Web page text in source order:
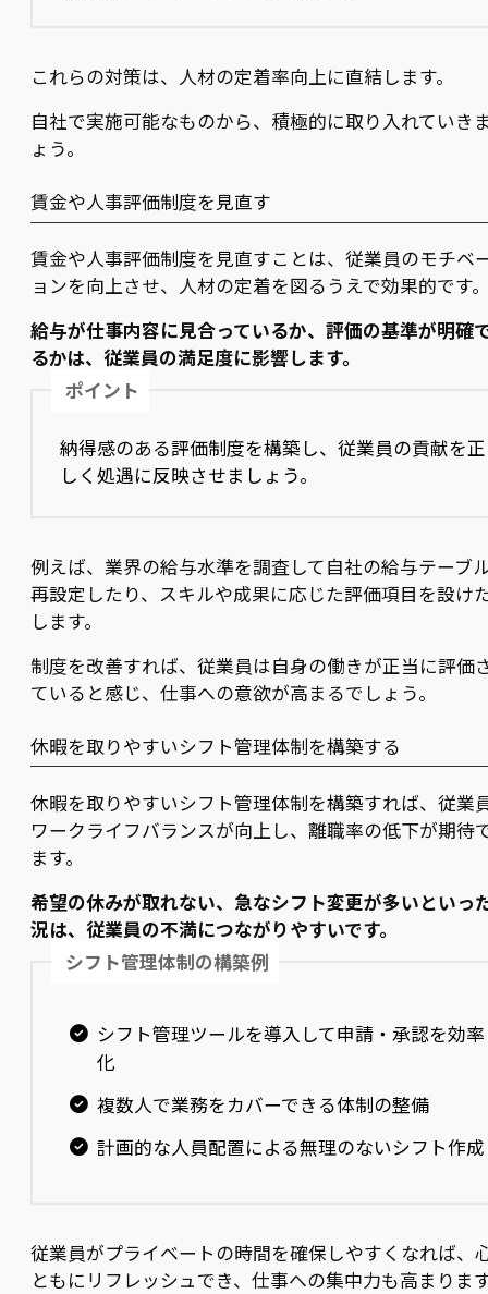
これらの対策は、人材の定着率向上に直結します。
自社で実施可能なものから、積極的に取り入れていき
ょう。
賃金や人事評価制度を見直す
賃金や人事評価制度を見直すことは、従業員のモチベ
ョンを向上させ、人材の定着を図るうえで効果的です
給与が仕事内容に見合っているか、評価の基準が明確
るかは、従業員の満足度に影響します。
ポイント
納得感のある評価制度を構築し、従業員の貢献を正
しく処遇に反映させましょう。
例えば、業界の給与水準を調査して自社の給与テーブ
再設定したり、スキルや成果に応じた評価項目を設け
します。
制度を改善すれば、従業員は自身の働きが正当に評価
ていると感じ、仕事への意欲が高まるでしょう。
休暇を取りやすいシフト管理体制を構築する
休暇を取りやすいシフト管理体制を構築すれば、従業
ワークライフバランスが向上し、離職率の低下が期待
ます。
希望の休みが取れない、急なシフト変更が多いといっ
況は、従業員の不満につながりやすいです。
シフト管理体制の構築例
シフト管理ツールを導入して申請・承認を効率
化
複数人で業務をカバーできる体制の整備
計画的な人員配置による無理のないシフト作成
従業員がプライベートの時間を確保しやすくなれば、
ともにリフレッシュでき、仕事への集中力も高まりま